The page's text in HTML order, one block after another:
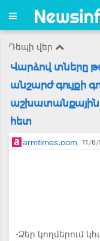
Դեպի վեր
Վարձով տները
անշարժ գույքի
աշխատանքային
հետ
armtimes.com 11/8/
-Ձեր կողմերում